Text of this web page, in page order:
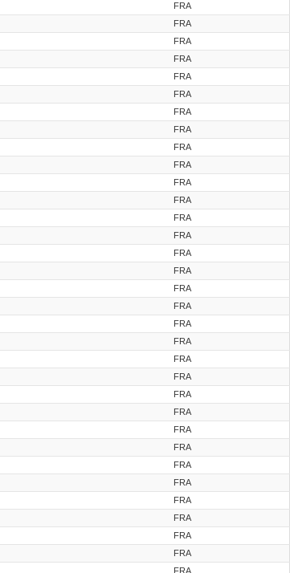
FRA
FRA
FRA
FRA
FRA
FRA
FRA
FRA
FRA
FRA
FRA
FRA
FRA
FRA
FRA
FRA
FRA
FRA
FRA
FRA
FRA
FRA
FRA
FRA
FRA
FRA
FRA
FRA
FRA
FRA
FRA
FRA
FRA